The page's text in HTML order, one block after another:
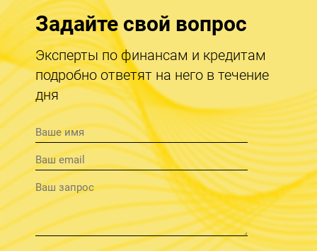
Задайте свой вопрос
Эксперты по финансам и кредитам
подробно ответят на него в течение
дня